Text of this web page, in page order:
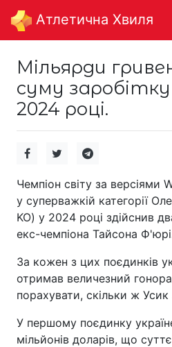
Aтлетична Хвиля
Мільярди
суму
2024 році.
Чемпіон світу за версіями
у суперважкій категорії
KO) у 2024 році здійснив
екс-чемпіона Тайсона
За кожен з цих поєдинків
отримав величезний
порахувати, скільки ж
У першому поєдинку
мільйонів доларів, що